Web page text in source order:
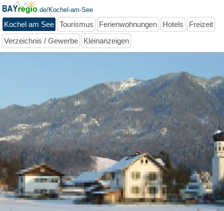
.de/Kochel-am-See
Kochel am See Tourismus Ferienwohnungen Hotels
Freizeit
Verzeichnis / Gewerbe
Kleinanzeigen